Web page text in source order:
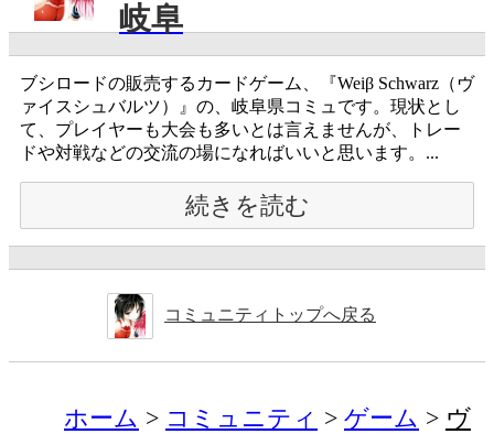
岐阜
ブシロードの販売するカードゲーム、『Weiβ Schwarz（ヴ
ァイスシュバルツ）』の、岐阜県コミュです。現状とし
て、プレイヤーも大会も多いとは言えませんが、トレー
ドや対戦などの交流の場になればいいと思います。...
続きを読む
コミュニティトップへ戻る
ホーム コミュニティ ゲーム
ヴ